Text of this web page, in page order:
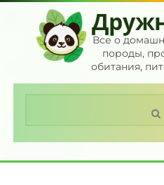
Перейти
контенту
Все о
породы,
обитания,